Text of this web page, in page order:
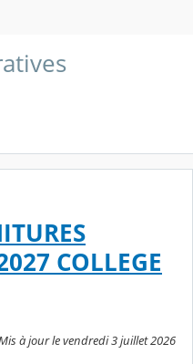
COLLEGE
à jour le vendredi 3 juillet 2026